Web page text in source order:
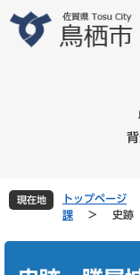
文
現在地 トップページ
課
> 史跡